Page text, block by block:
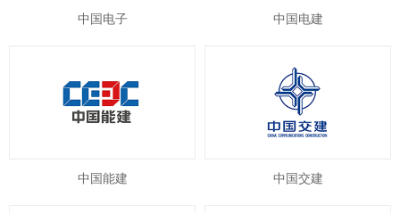
中国电子 中国电建
中国能建 中国交建